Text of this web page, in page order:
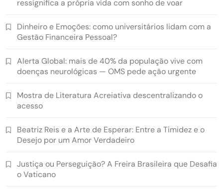
ressignifica a própria vida com sonho de voar
Dinheiro e Emoções: como universitários lidam com a
Gestão Financeira Pessoal?
Alerta Global: mais de 40% da população vive com
doenças neurológicas — OMS pede ação urgente
Mostra de Literatura Acreiativa descentralizando o
acesso
Beatriz Reis e a Arte de Esperar: Entre a Timidez e o
Desejo por um Amor Verdadeiro
Justiça ou Perseguição? A Freira Brasileira que Desafia
o Vaticano